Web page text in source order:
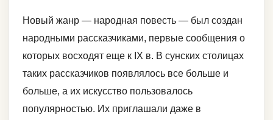
Новый жанр — народная повесть — был создан
народными рассказчиками, первые сообщения о
которых восходят еще к IX в. В сунских столицах
таких рассказчиков появлялось все больше и
больше, а их искусство пользовалось
популярностью. Их приглашали даже в